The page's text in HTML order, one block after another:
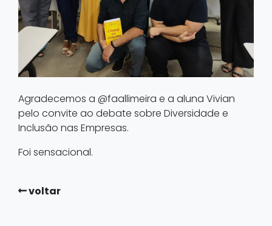
Agradecemos a @faallimeira e a aluna Vivian
pelo convite ao debate sobre Diversidade e
Inclusão nas Empresas.
Foi sensacional.
voltar